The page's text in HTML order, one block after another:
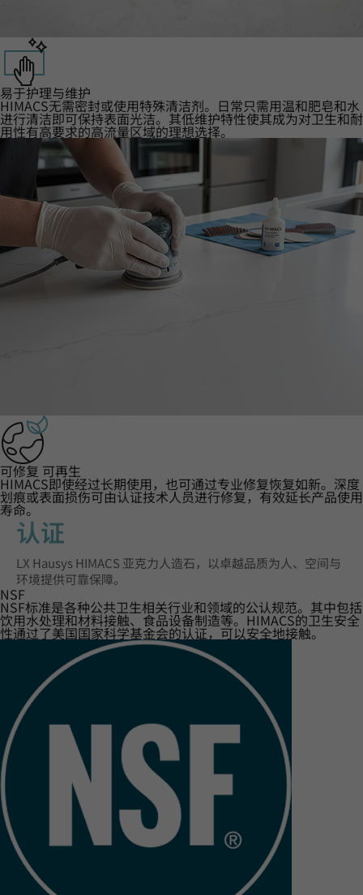
易于护理与维护
HIMACS无需密封或使用特殊清洁剂。日常只需用温和肥皂和水
进行清洁即可保持表面光洁。其低维护特性使其成为对卫生和耐
用性有高要求的高流量区域的理想选择。
可修复 可再生
HIMACS即使经过长期使用，也可通过专业修复恢复如新。深度
划痕或表面损伤可由认证技术人员进行修复，有效延长产品使用
寿命。
认证‌
LX Hausys HIMACS 亚克力人造石，以卓越品质为人、空间与
环境提供可靠保障。
NSF
NSF标准是各种公共卫生相关行业和领域的公认规范。其中包括
饮用水处理和材料接触、食品设备制造等。HIMACS的卫生安全
性通过了美国国家科学基金会的认证，可以安全地接触。